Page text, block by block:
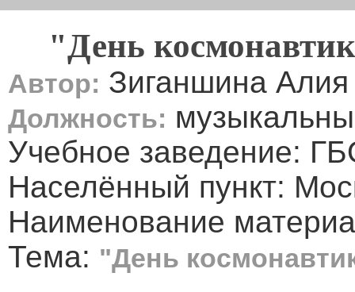
"День
Автор: Зиганшина
Должность:
Учебное заведение:
Населённый пункт:
Наименование
Тема: "День